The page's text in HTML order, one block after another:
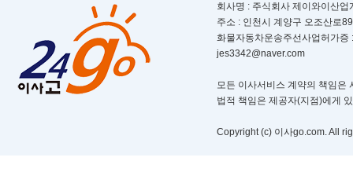
회사명 : 주식회사 제이와이산
주소 : 인천시 계양구 오조산로
화물자동차운송주선사업허가
jes3342@naver.com
모든 이사서비스 계약의 책임은
법적 책임은 제공자(지점)에게
Copyright (c) 이사go.com. All